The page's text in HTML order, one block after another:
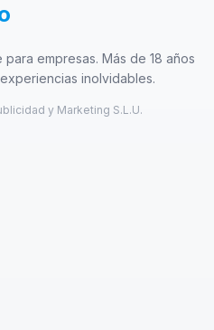
empresas. Más de 18 años
inolvidables.
y Marketing S.L.U.